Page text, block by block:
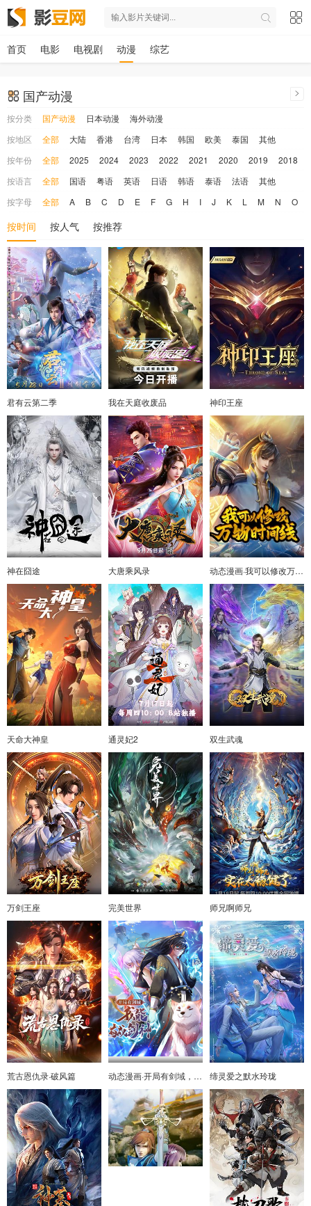
首页 电影 电视剧 动漫 综艺
国产动漫
按分类 国产动漫 日本动漫
海外动漫
按地区
全部 大陆 香港 台湾 日本 韩国 欧美 泰国
其他
按年份
全部 2025 2024 2023 2022 2021 2020 2019 2018
按语言
全部 国语 粤语 英语 日语 韩语 泰语 法语
其他
按字母
全部 A B C D E F G H I J K L M N O
按时间 按人气 按推荐
君有云第二季 我在天庭收废品 神印王座
神在囧途 大唐乘风录 动态漫画·我可以修改万物时间线第一季
天命大神皇 通灵妃2 双生武魂
万剑王座 完美世界 师兄啊师兄
荒古恩仇录·破风篇 动态漫画·开局有剑域，我能苟成剑神 缔灵爱之默水玲珑